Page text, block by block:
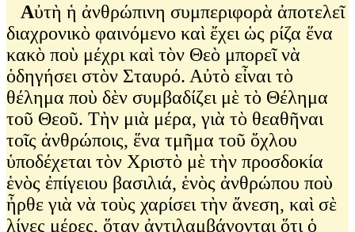
Αὐτὴ ἡ ἀνθρώπινη συμπεριφορὰ ἀποτελεῖ
διαχρονικὸ φαινόμενο καὶ ἔχει ὡς ρίζα ἕνα
κακὸ ποὺ μέχρι καὶ τὸν Θεὸ μπορεῖ νὰ
ὁδηγήσει στὸν Σταυρό. Αὐτὸ εἶναι τὸ
θέλημα ποὺ δὲν συμβαδίζει μὲ τὸ Θέλημα
τοῦ Θεοῦ. Τὴν μιὰ μέρα, γιὰ τὸ θεαθῆναι
τοῖς ἀνθρώποις, ἕνα τμῆμα τοῦ ὄχλου
ὑποδέχεται τὸν Χριστὸ μὲ τὴν προσδοκία
ἑνὸς ἐπίγειου βασιλιά, ἑνὸς ἀνθρώπου ποὺ
ἦρθε γιὰ νὰ τοὺς χαρίσει τὴν ἄνεση, καὶ σὲ
λίγες μέρες, ὅταν ἀντιλαμβάνονται ὅτι ὁ